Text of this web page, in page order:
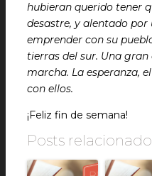
hubieran querido tener
desastre, y alentado por
emprender con su
tierras del sur. Una gran
marcha. La esperanza,
con ellos.
¡Feliz fin de semana!
Posts